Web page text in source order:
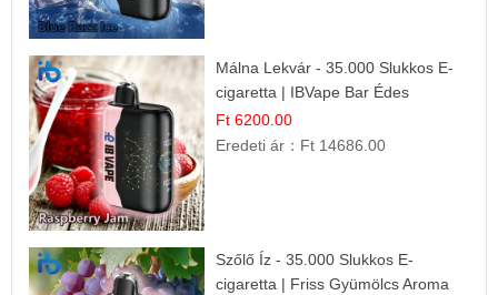
Málna Lekvár - 35.000 Slukkos E-
cigaretta | IBVape Bar Édes
Gyümölcs Íz
Ft 6200.00
Eredeti ár： Ft 14686.00
Szőlő Íz - 35.000 Slukkos E-
cigaretta | Friss Gyümölcs Aroma